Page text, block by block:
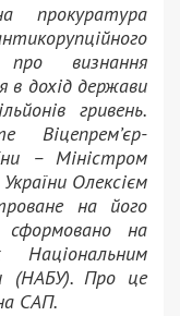
прокуратура
визнання
в дохід держави
гривень.
Віцепрем’єр-
– Міністром
Олексієм
на його
сформовано на
Національним
(НАБУ). Про це
САП.